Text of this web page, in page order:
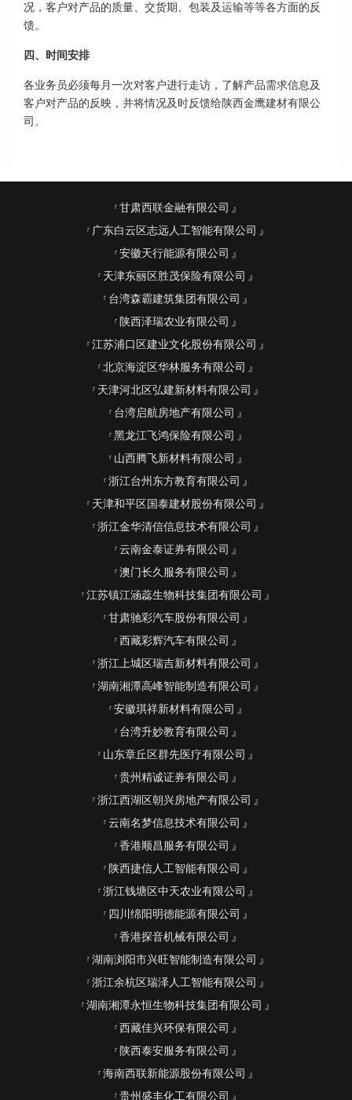
况，客户对产品的质量、交货期、包装及运输等等各方面的反
馈。
四、时间安排
各业务员必须每月一次对客户进行走访，了解产品需求信息及
客户对产品的反映，并将情况及时反馈给陕西金鹰建材有限公
司。
甘肃西联金融有限公司
广东白云区志远人工智能有限公司
安徽天行能源有限公司
天津东丽区胜茂保险有限公司
台湾森霸建筑集团有限公司
陕西泽瑞农业有限公司
江苏浦口区建业文化股份有限公司
北京海淀区华林服务有限公司
天津河北区弘建新材料有限公司
台湾启航房地产有限公司
黑龙江飞鸿保险有限公司
山西腾飞新材料有限公司
浙江台州东方教育有限公司
天津和平区国泰建材股份有限公司
浙江金华清信信息技术有限公司
云南金泰证券有限公司
澳门长久服务有限公司
江苏镇江涵蕊生物科技集团有限公司
甘肃驰彩汽车股份有限公司
西藏彩辉汽车有限公司
浙江上城区瑞吉新材料有限公司
湖南湘潭高峰智能制造有限公司
安徽琪祥新材料有限公司
台湾升妙教育有限公司
山东章丘区群先医疗有限公司
贵州精诚证券有限公司
浙江西湖区朝兴房地产有限公司
云南名梦信息技术有限公司
香港顺昌服务有限公司
陕西捷信人工智能有限公司
浙江钱塘区中天农业有限公司
四川绵阳明德能源有限公司
香港探音机械有限公司
湖南浏阳市兴旺智能制造有限公司
浙江余杭区瑞泽人工智能有限公司
湖南湘潭永恒生物科技集团有限公司
西藏佳兴环保有限公司
陕西泰安服务有限公司
海南西联新能源股份有限公司
贵州盛丰化工有限公司